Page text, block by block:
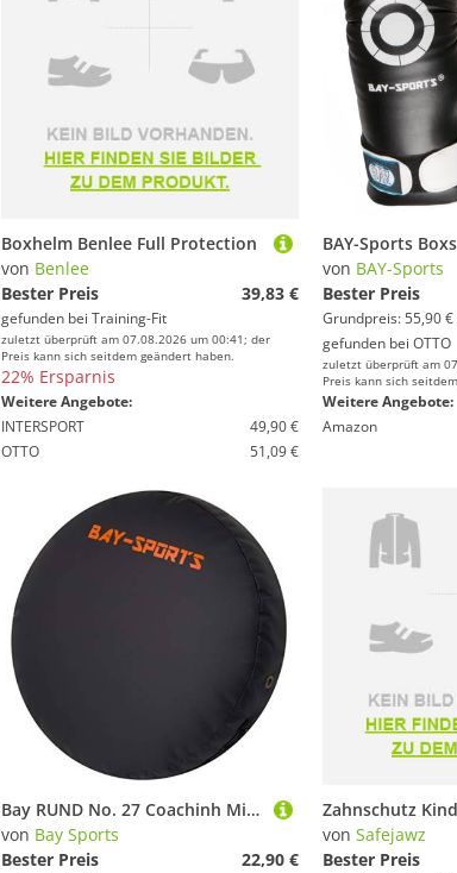
Boxhelm Benlee Full Protection
von Benlee
Bester Preis
39,83 €
gefunden bei Training-Fit
zuletzt überprüft am 07.08.2026 um 00:41; der
Preis kann sich seitdem geändert haben.
22% Ersparnis
Weitere Angebote:
INTERSPORT
49,90 €
OTTO
51,09 €
von BAY-Sports
Bester Preis
Grundpreis: 55,90
gefunden bei OTTO
zuletzt überprüft am
Preis kann sich
Weitere Angebote:
Amazon
Bay RUND No. 27 Coachinh Mitt 27 x 27 x 8 cm schwarz/orange Leder PU Schlagpolster, Schlagkissen, Pratze Pratzen Bodyshield Kickboxen Thaiboxen Muay Thai
von Bay Sports
Bester Preis
22,90 €
von Safejawz
Bester Preis